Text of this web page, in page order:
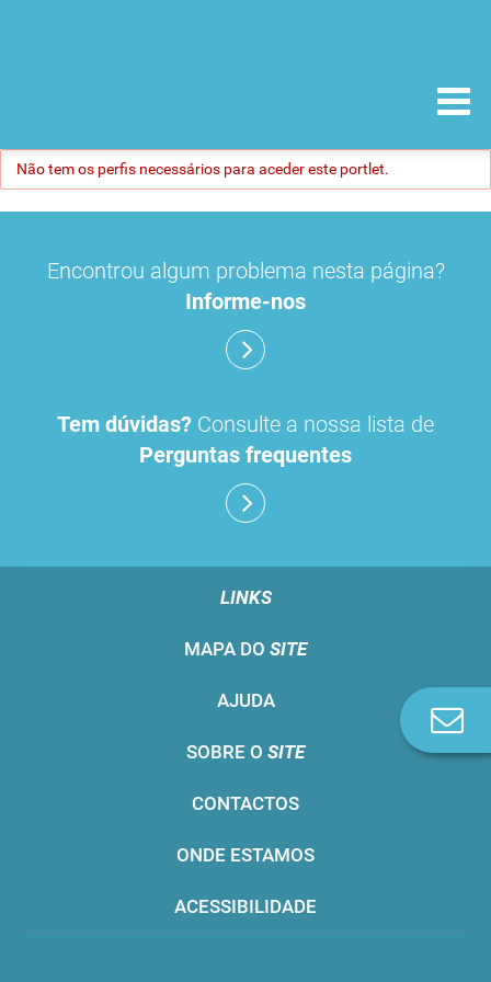
Não tem os perfis necessários para aceder este portlet.
Encontrou algum problema nesta página?
Informe-nos
Tem dúvidas? Consulte a nossa lista de
Perguntas frequentes
LINKS
MAPA DO SITE
AJUDA
SOBRE O SITE
CONTACTOS
ONDE ESTAMOS
ACESSIBILIDADE